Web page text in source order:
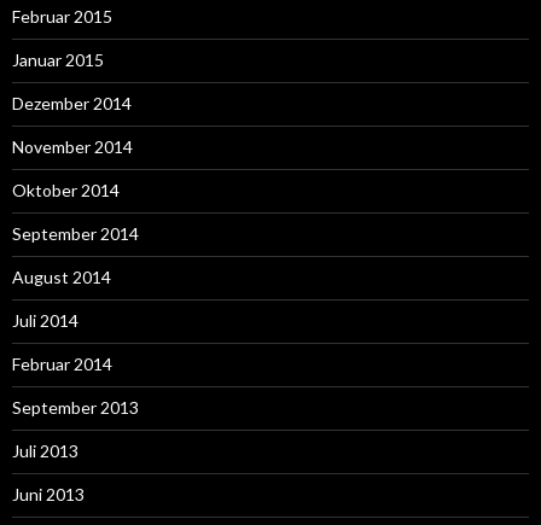
Februar 2015
Januar 2015
Dezember 2014
November 2014
Oktober 2014
September 2014
August 2014
Juli 2014
Februar 2014
September 2013
Juli 2013
Juni 2013